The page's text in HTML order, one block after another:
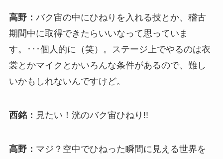
高野： バク宙の中にひねりを入れる技とか、稽古
期間中に取得できたらいいなって思っていま
す。･･･個人的に（笑）。ステージ上でやるのは衣
裳とかマイクとかいろんな条件があるので、難し
いかもしれないんですけど。
西銘： 見たい！洸のバク宙ひねり!!
高野： マジ？空中でひねった瞬間に見える世界を